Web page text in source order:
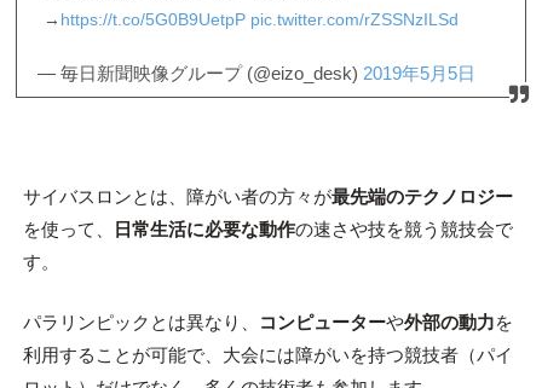
→ https://t.co/5G0B9UetpP pic.twitter.com/rZSSNzILSd
— 毎日新聞映像グループ (@eizo_desk) 2019年5月5日
サイバスロンとは、障がい者の方々が最先端のテクノロジー
を使って、
日常生活に必要な動作の速さや技を競う競技会で
す。
パラリンピックとは異なり、 コンピューターや外部の動力を
利用することが可能で、大会には障がいを持つ競技者（パイ